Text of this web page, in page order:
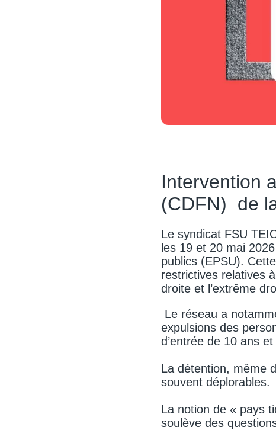
Intervention
(CDFN) de
Le syndicat FSU
les 19 et 20 mai
publics (EPSU).
restrictives relatives
droite et l’extrême
Le réseau a
expulsions des
d’entrée de 10 ans
La détention, même
souvent déplorables.
La notion de « pays
soulève des